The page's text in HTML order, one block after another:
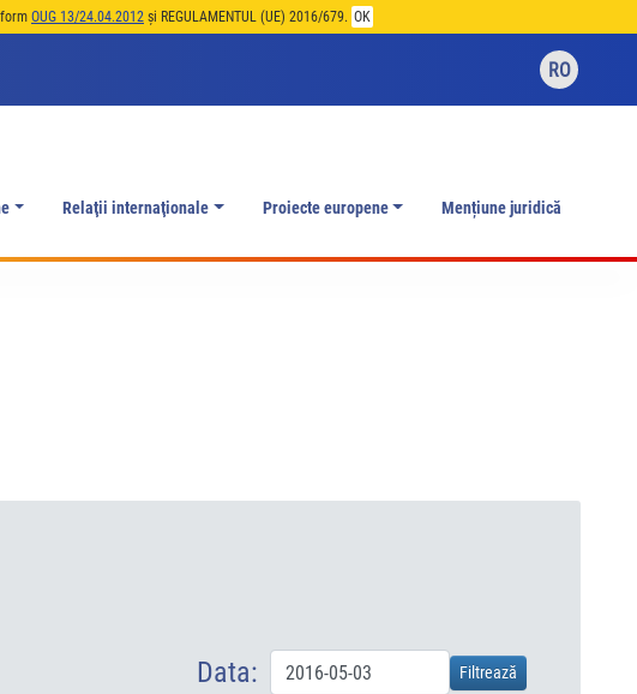
OUG 13/24.04.2012 și REGULAMENTUL (UE) 2016/679. OK
RO
Relaţii internaţionale Proiecte europene Mențiune juridică
Data: